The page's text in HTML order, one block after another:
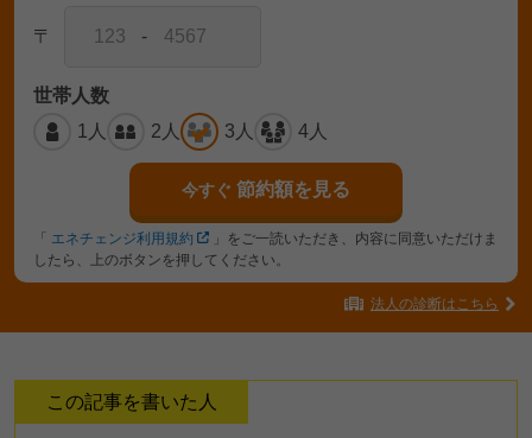
〒 -
世帯人数
1人
2人 3人 4人
今すぐ 節約額を見る
「 エネチェンジ利用規約
」をご一読いただき、内容に同意いただけま
したら、上のボタンを押してください。
法人の診断はこちら
この記事を書いた人